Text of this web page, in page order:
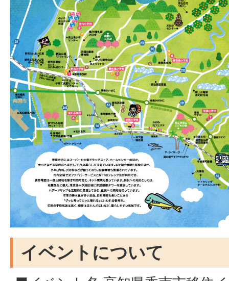
イベントについて